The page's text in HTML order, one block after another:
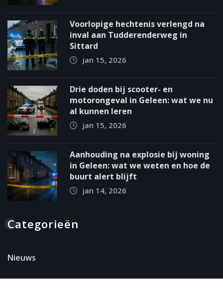
Voorlopige hechtenis verlengd na
inval aan Tudderenderweg in
Sittard
jan 15, 2026
Drie doden bij scooter- en
motorongeval in Geleen: wat we nu
al kunnen leren
jan 15, 2026
Aanhouding na explosie bij woning
in Geleen: wat we weten en hoe de
buurt alert blijft
jan 14, 2026
Categorieën
Nieuws